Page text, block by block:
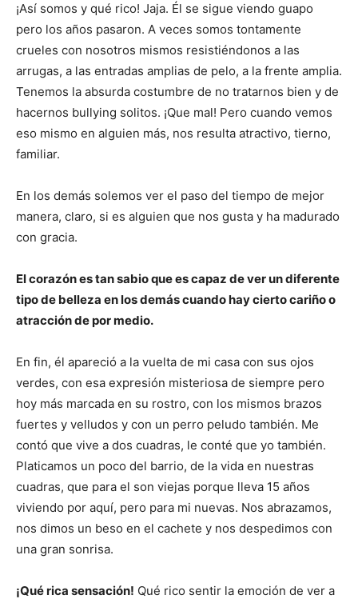
¡Así somos y qué rico! Jaja. Él se sigue viendo guapo
pero los años pasaron. A veces somos tontamente
crueles con nosotros mismos resistiéndonos a las
arrugas, a las entradas amplias de pelo, a la frente amplia.
Tenemos la absurda costumbre de no tratarnos bien y de
hacernos bullying solitos. ¡Que mal! Pero cuando vemos
eso mismo en alguien más, nos resulta atractivo, tierno,
familiar.
En los demás solemos ver el paso del tiempo de mejor
manera, claro, si es alguien que nos gusta y ha madurado
con gracia.
El corazón es tan sabio que es capaz de ver un diferente
tipo de belleza en los demás cuando hay cierto cariño o
atracción de por medio.
En fin, él apareció a la vuelta de mi casa con sus ojos
verdes, con esa expresión misteriosa de siempre pero
hoy más marcada en su rostro, con los mismos brazos
fuertes y velludos y con un perro peludo también. Me
contó que vive a dos cuadras, le conté que yo también.
Platicamos un poco del barrio, de la vida en nuestras
cuadras, que para el son viejas porque lleva 15 años
viviendo por aquí, pero para mi nuevas. Nos abrazamos,
nos dimos un beso en el cachete y nos despedimos con
una gran sonrisa.
¡Qué rica sensación! Qué rico sentir la emoción de ver a